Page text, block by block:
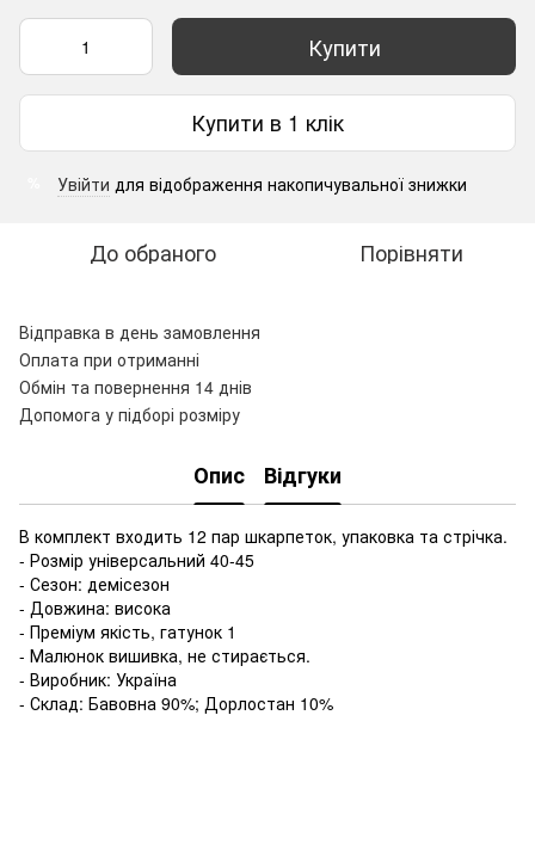
Купити
Купити в 1 клік
Увійти для відображення накопичувальної знижки
До обраного Порівняти
Відправка в день замовлення
Оплата при отриманні
Обмін та повернення 14 днів
Допомога у підборі розміру
Опис Відгуки
В комплект входить 12 пар шкарпеток, упаковка та стрічка.
- Розмір універсальний 40-45
- Сезон: демісезон
- Довжина: висока
- Преміум якість, гатунок 1
- Малюнок вишивка, не стирається.
- Виробник: Україна
- Склад: Бавовна 90%; Дорлостан 10%